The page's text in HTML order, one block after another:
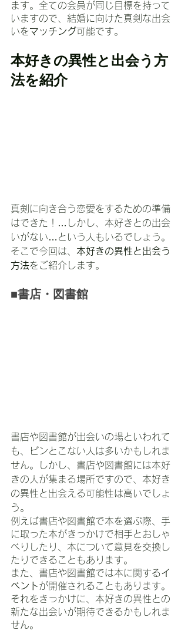
ます。全ての会員が同じ目標を持って
いますので、結婚に向けた真剣な出会
いをマッチング可能です。
本好きの異性と出会う方
法を紹介
真剣に向き合う恋愛をするための準備
はできた！…しかし、本好きとの出会
いがない…という人もいるでしょう。
そこで今回は、 本好きの異性と出会う
方法をご紹介します。
■書店・図書館
書店や図書館が出会いの場といわれて
も、ピンとこない人は多いかもしれま
せん。しかし、書店や図書館には本好
きの人が集まる場所ですので、本好き
の異性と出会える可能性は高いでしょ
う。
例えば書店や図書館で本を選ぶ際、手
に取った本がきっかけで相手とおしゃ
べりしたり、本について意見を交換し
たりできることもあります。
また、書店や図書館では本に関するイ
ベントが開催されることもあります。
それをきっかけに、本好きの異性との
新たな出会いが期待できるかもしれま
せん。